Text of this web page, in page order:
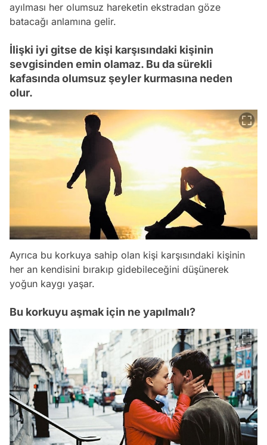
ayılması her olumsuz hareketin ekstradan göze
batacağı anlamına gelir.
İlişki iyi gitse de kişi karşısındaki kişinin
sevgisinden emin olamaz. Bu da sürekli
kafasında olumsuz şeyler kurmasına neden
olur.
Ayrıca bu korkuya sahip olan kişi karşısındaki kişinin
her an kendisini bırakıp gidebileceğini düşünerek
yoğun kaygı yaşar.
Bu korkuyu aşmak için ne yapılmalı?